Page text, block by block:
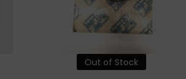
Out of Stock